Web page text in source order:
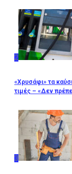
2
«Χρυσάφι» τα
τιμές – «Δεν
3